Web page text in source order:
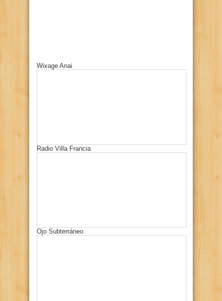
Wixage Anai
Radio Villa Francia
Ojo Subterráneo